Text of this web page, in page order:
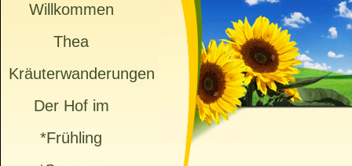
Willkommen
Thea
Kräuterwanderungen
Der Hof im
*Frühling